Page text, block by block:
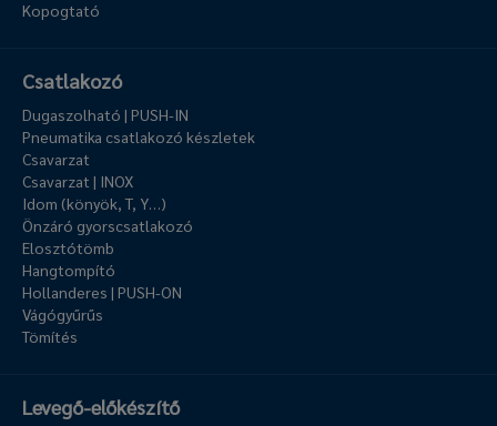
Kopogtató
Csatlakozó
Dugaszolható | PUSH-IN
Pneumatika csatlakozó készletek
Csavarzat
Csavarzat | INOX
Idom (könyök, T, Y…)
Önzáró gyorscsatlakozó
Elosztótömb
Hangtompító
Hollanderes | PUSH-ON
Vágógyűrűs
Tömítés
Levegő-előkészítő